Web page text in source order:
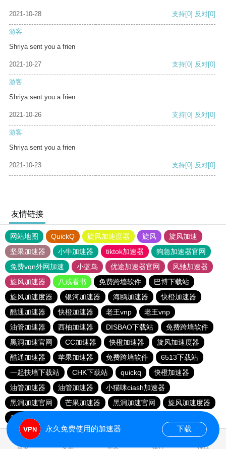
2021-10-28 支持[0] 反对[0]
游客
Shriya sent you a frien
2021-10-27 支持[0] 反对[0]
游客
Shriya sent you a frien
2021-10-26 支持[0] 反对[0]
游客
Shriya sent you a frien
2021-10-23 支持[0] 反对[0]
友情链接
网站地图 QuickQ 旋风加速度器 旋风
旋风加速
坚果加速器
小牛加速器 tiktok加速器
狗急加速器官网
免费vqn外网加速
小蓝鸟 优途加速器官网
风驰加速器
旋风加速器
八戒看书 免费跨墙软件
巴博下载站
旋风加速度器
银河加速器 海鸥加速器
快橙加速器
酷通加速器
快橙加速器 老王vnp
老王vnp
油管加速器
西柚加速器 DISBAO下载站
免费跨墙软件
黑洞加速官网
CC加速器 快橙加速器
旋风加速度器
酷通加速器
苹果加速器 免费跨墙软件
6513下载站
一起扶墙下载站
CHK下载站 quickq
快橙加速器
油管加速器
油管加速器
小猫咪ciash加速器
黑洞加速官网
芒果加速器 黑洞加速官网
旋风加速度器
186下载站
首页 安卓 苹果 排行 推荐
永久免费使用的加速器 下载
0.231853s